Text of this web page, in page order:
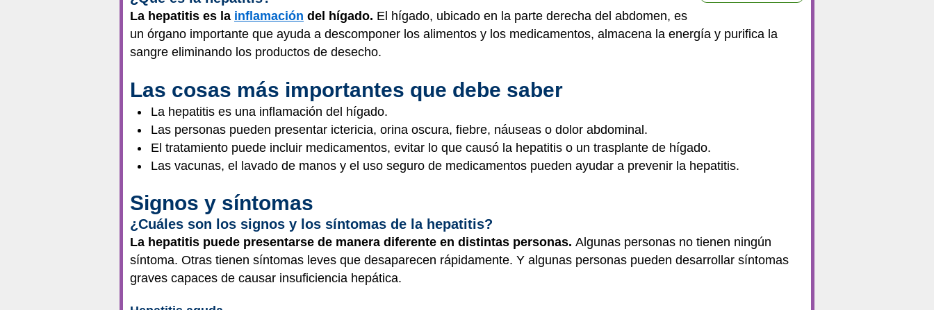
La hepatitis es la inflamación del hígado. El hígado, ubicado en la parte derecha del abdomen, es
un órgano importante que ayuda a descomponer los alimentos y los medicamentos, almacena la energía y purifica la
sangre eliminando los productos de desecho.
Las cosas más importantes que debe saber
La hepatitis es una inflamación del hígado.
Las personas pueden presentar ictericia, orina oscura, fiebre, náuseas o dolor abdominal.
El tratamiento puede incluir medicamentos, evitar lo que causó la hepatitis o un trasplante de hígado.
Las vacunas, el lavado de manos y el uso seguro de medicamentos pueden ayudar a prevenir la hepatitis.
Signos y síntomas
¿Cuáles son los signos y los síntomas de la hepatitis?
La hepatitis puede presentarse de manera diferente en distintas personas. Algunas personas no tienen ningún
síntoma. Otras tienen síntomas leves que desaparecen rápidamente. Y algunas personas pueden desarrollar síntomas
graves capaces de causar insuficiencia hepática.